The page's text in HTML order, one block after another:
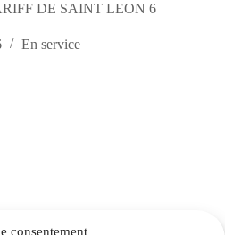
consentement
DE SAINT LEON 6
En service